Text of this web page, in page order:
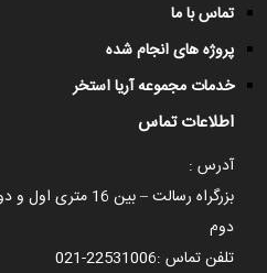
تماس با ما
پروژه های انجام شده
خدمات مجموعه آریا استخر
اطلاعات تماس
آدرس :
دوم
تلفن تماس :021-22531006